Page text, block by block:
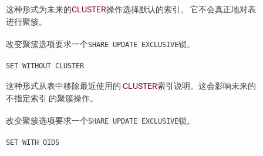
这种形式为未来的CLUSTER操作选择默认的索引。 它不会真正地对表
进行聚簇。
改变聚簇选项要求一个SHARE UPDATE EXCLUSIVE锁。
SET WITHOUT CLUSTER
这种形式从表中移除最近使用的 CLUSTER索引说明。这会影响未来的
不指定索引 的聚簇操作。
改变聚簇选项要求一个SHARE UPDATE EXCLUSIVE锁。
SET WITH OIDS